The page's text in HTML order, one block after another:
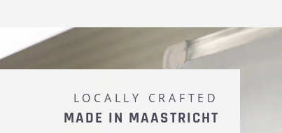
LOCALLY CRAFTED
MADE IN MAASTRICHT